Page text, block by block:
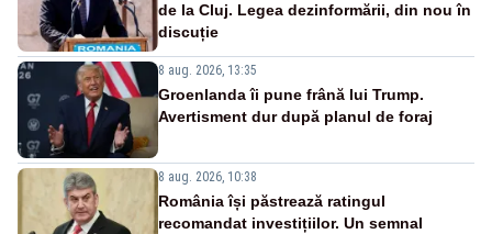
de la Cluj. Legea dezinformării, din nou în
discuție
8 aug. 2026, 13:35
Groenlanda îi pune frână lui Trump.
Avertisment dur după planul de foraj
8 aug. 2026, 10:38
România își păstrează ratingul
recomandat investițiilor. Un semnal